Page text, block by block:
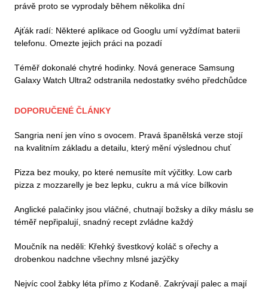
právě proto se vyprodaly během několika dní
Ajťák radí: Některé aplikace od Googlu umí vyždímat baterii
telefonu. Omezte jejich práci na pozadí
Téměř dokonalé chytré hodinky. Nová generace Samsung
Galaxy Watch Ultra2 odstranila nedostatky svého předchůdce
DOPORUČENÉ ČLÁNKY
Sangria není jen víno s ovocem. Pravá španělská verze stojí
na kvalitním základu a detailu, který mění výslednou chuť
Pizza bez mouky, po které nemusíte mít výčitky. Low carb
pizza z mozzarelly je bez lepku, cukru a má více bílkovin
Anglické palačinky jsou vláčné, chutnají božsky a díky máslu se
téměř nepřipalují, snadný recept zvládne každý
Moučník na neděli: Křehký švestkový koláč s ořechy a
drobenkou nadchne všechny mlsné jazýčky
Nejvíc cool žabky léta přímo z Kodaně. Zakrývají palec a mají